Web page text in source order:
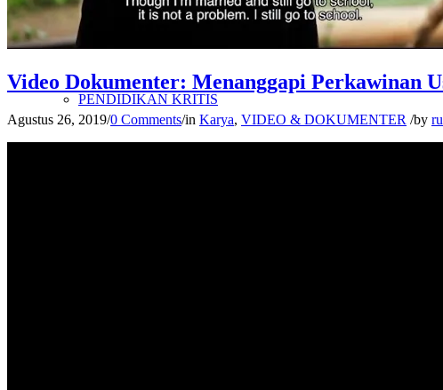
PENELITIAN
PENDIDIKAN KRITIS
Video Dokumenter: Menanggapi Perkawinan
Agustus 26, 2019/0 Comments/in Karya, VIDEO & DOKUMENTER /by